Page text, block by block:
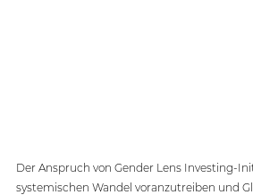
Der Anspruch von Gender Lens Investing-
systemischen Wandel voranzutreiben und